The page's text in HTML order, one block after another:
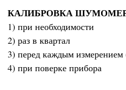
КАЛИБРОВКА
1) при необходимости
2) раз в квартал
3) перед каждым измерением
4) при поверке прибора